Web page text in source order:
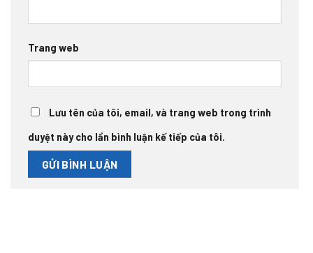
Trang web
Lưu tên của tôi, email, và trang web trong trình
duyệt này cho lần bình luận kế tiếp của tôi.